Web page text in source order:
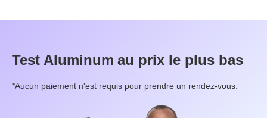
Test Aluminum au prix le plus bas
*Aucun paiement n'est requis pour prendre un rendez-vous.